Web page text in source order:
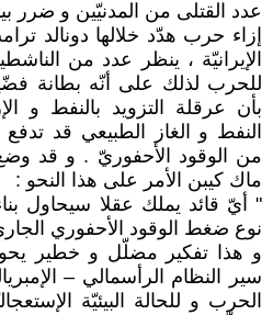
عدد القتلى من المدنيّين و ضرر
إزاء حرب هدّد خلالها دونالد
الإيرانيّة ، ينظر عدد من
للحرب لذلك على أنّه بطانة
بأن عرقلة التزويد بالنفط و
النفط و الغاز الطبيعي قد
من الوقود الأحفوريّ . و قد
ماك كيبن الأمر على هذا النحو :
" أيّ قائد يملك عقلا سيحاول
نوع ضغط الوقود الأحفوري
و هذا تفكير مضلّل و خطير
سير النظام الرأسمالي –
الحرب و للحالة البيئيّة